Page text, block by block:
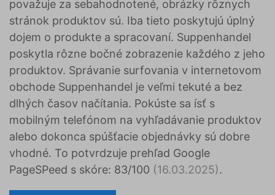
považuje za sebahodnotené, obrázky rôznych
stránok produktov sú. Iba tieto poskytujú úplný
dojem o produkte a spracovaní. Suppenhandel
poskytla rôzne bočné zobrazenie každého z jeho
produktov. Správanie surfovania v internetovom
obchode Suppenhandel je veľmi tekuté a bez
dlhých časov načítania. Pokúste sa ísť s
mobilným telefónom na vyhľadávanie produktov
alebo dokonca spúšťacie objednávky sú dobre
vhodné. To potvrdzuje prehľad Google
PageSPeed s skóre: 83/100 (16.03.2025).